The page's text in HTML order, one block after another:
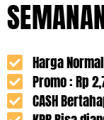
Harga
Promo : Rp
CASH